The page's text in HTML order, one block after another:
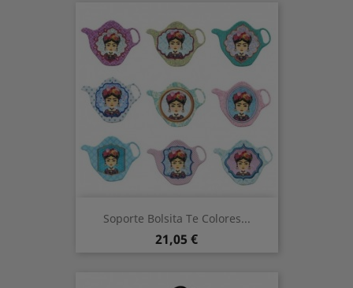
Soporte Bolsita Te Colores...
Precio
21,05 €